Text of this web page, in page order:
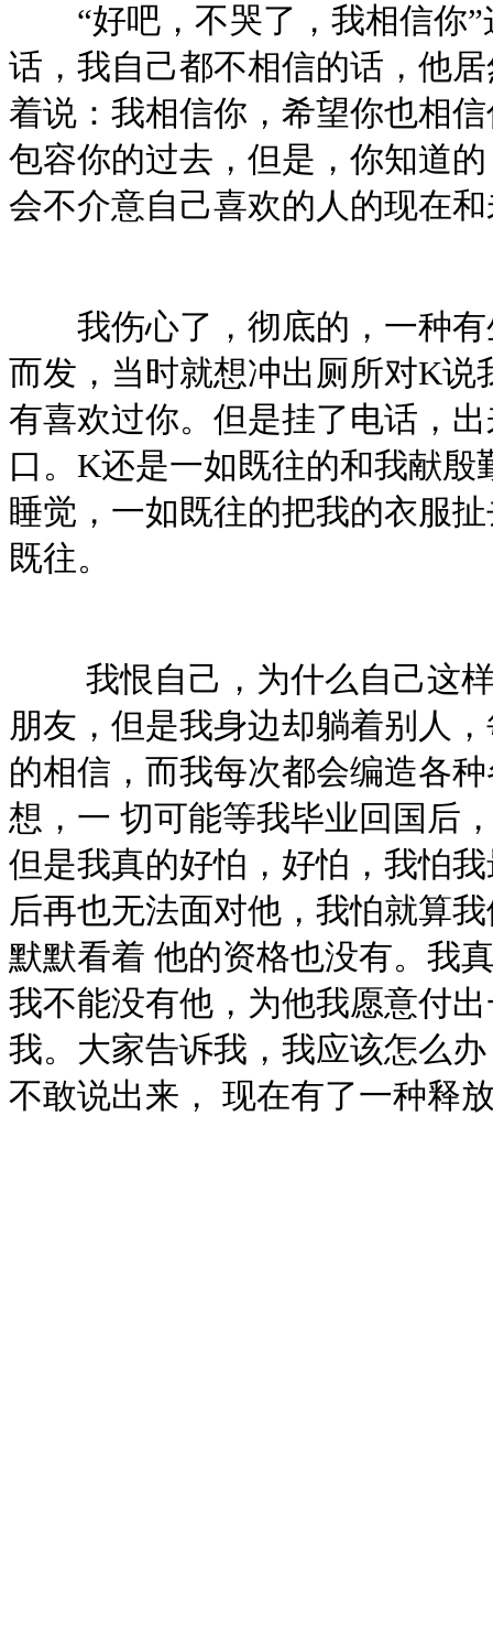
“好吧，不哭了，我相信你”
话，我自己都不相信的话，他
着说：我相信你，希望你也相
包容你的过去，但是，你知道
会不介意自己喜欢的人的现在
我伤心了，彻底的，一种有
而发，当时就想冲出厕所对K说
有喜欢过你。但是挂了电话，
口。K还是一如既往的和我献殷
睡觉，一如既往的把我的衣服
既往。
我恨自己，为什么自己这样
朋友，但是我身边却躺着别人
的相信，而我每次都会编造各
想，一 切可能等我毕业回国后
但是我真的好怕，好怕，我怕
后再也无法面对他，我怕就算
默默看着 他的资格也没有。我
我不能没有他，为他我愿意付
我。大家告诉我，我应该怎么
不敢说出来， 现在有了一种释